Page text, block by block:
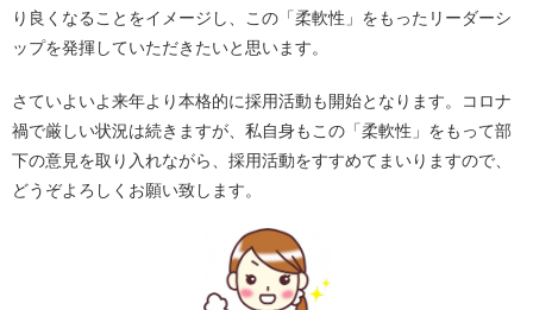
り良くなることをイメージし、この「柔軟性」をもったリーダーシ
ップを発揮していただきたいと思います。
さていよいよ来年より本格的に採用活動も開始となります。コロナ
禍で厳しい状況は続きますが、私自身もこの「柔軟性」をもって部
下の意見を取り入れながら、採用活動をすすめてまいりますので、
どうぞよろしくお願い致します。